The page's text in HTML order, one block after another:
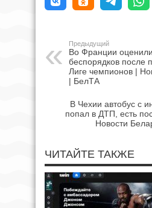
Предыдущий
Во Франции
беспорядков
Лиге чемпионов |
| БелТА
В Чехии автобус с
попал в ДТП, есть
Новости
ЧИТАЙТЕ ТАКЖЕ